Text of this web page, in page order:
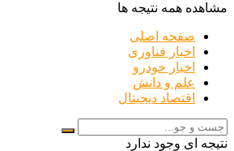
مشاهده همه نتیجه ها
صفحه اصلی
اخبار فناوری
اخبار خودرو
علم و دانش
اقتصاد دیجیتال
نتیجه ای وجود ندارد